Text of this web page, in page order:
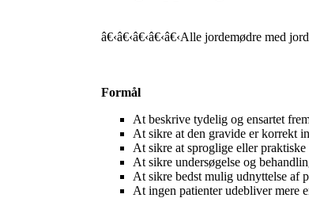
â€‹â€‹â€‹â€‹â€‹Alle jordemødre med
Formål
At beskrive tydelig og ensartet
At sikre at den gravide er korrekt
At sikre at sproglige eller
At sikre undersøgelse og
At sikre bedst mulig udnyttelse af
At ingen patienter udebliver mere